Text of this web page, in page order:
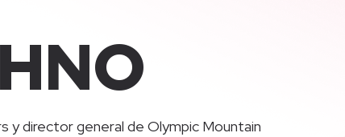
director general de Olympic Mountain